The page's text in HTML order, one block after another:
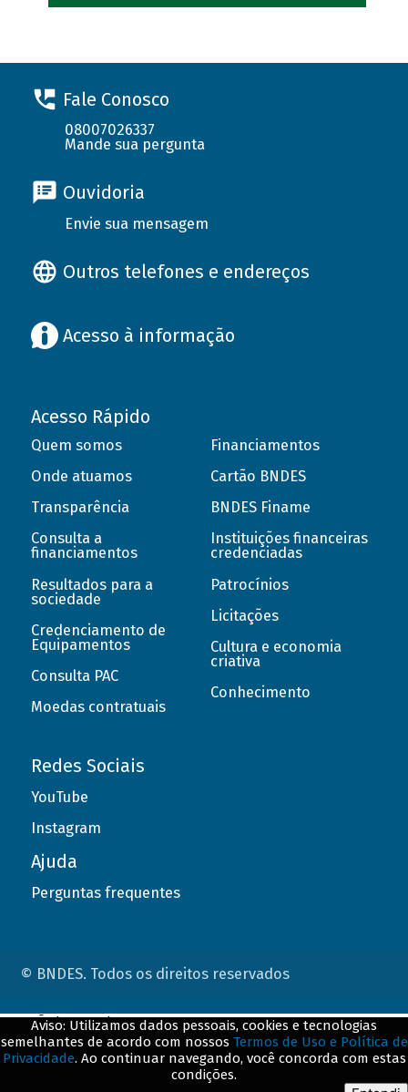
Fale Conosco
08007026337
Mande sua pergunta
Ouvidoria
Envie sua mensagem
Outros telefones e endereços
Acesso à informação
Acesso Rápido
Quem somos
Onde atuamos
Transparência
Consulta a
financiamentos
Resultados para a
sociedade
Credenciamento de
Equipamentos
Consulta PAC
Moedas contratuais
Financiamentos
Cartão BNDES
BNDES Finame
Instituições financeiras
credenciadas
Patrocínios
Licitações
Cultura e economia
criativa
Conhecimento
Redes Sociais
YouTube
Instagram
Ajuda
Perguntas frequentes
© BNDES. Todos os direitos reservados
Aviso: Utilizamos dados pessoais, cookies e tecnologias
semelhantes de acordo com nossos Termos de Uso e Política de
Privacidade. Ao continuar navegando, você concorda com estas
condições.
ConteÃºdo complementar
${title}${badge}